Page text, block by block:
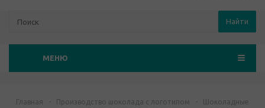
Найти
МЕНЮ
Главная - Производство шоколада с логотипом -
Шоколадные